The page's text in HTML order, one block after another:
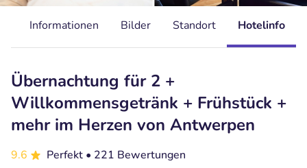
Informationen Bilder Standort Hotelinfo
Übernachtung für 2 +
Willkommensgetränk + Frühstück +
mehr im Herzen von Antwerpen
9.6 Perfekt • 221 Bewertungen